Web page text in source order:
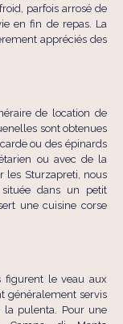
parfois arrosé de
en fin de repas. La
appréciés des
de location de
sont obtenues
ou des épinards
ou avec de la
les Sturzapreti, nous
dans un petit
une cuisine corse
figurent le veau aux
généralement servis
la pulenta. Pour une